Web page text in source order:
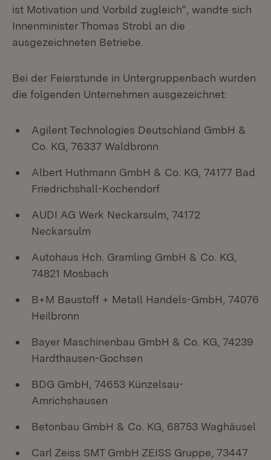
ist Motivation und Vorbild zugleich“, wandte sich
Innenminister Thomas Strobl an die
ausgezeichneten Betriebe.
Bei der Feierstunde in Untergruppenbach wurden
die folgenden Unternehmen ausgezeichnet:
Agilent Technologies Deutschland GmbH &
Co. KG, 76337 Waldbronn
Albert Huthmann GmbH & Co. KG, 74177 Bad
Friedrichshall-Kochendorf
AUDI AG Werk Neckarsulm, 74172
Neckarsulm
Autohaus Hch. Gramling GmbH & Co. KG,
74821 Mosbach
B+M Baustoff + Metall Handels-GmbH, 74076
Heilbronn
Bayer Maschinenbau GmbH & Co. KG, 74239
Hardthausen-Gochsen
BDG GmbH, 74653 Künzelsau-
Amrichshausen
Betonbau GmbH & Co. KG, 68753 Waghäusel
Carl Zeiss SMT GmbH ZEISS Gruppe, 73447